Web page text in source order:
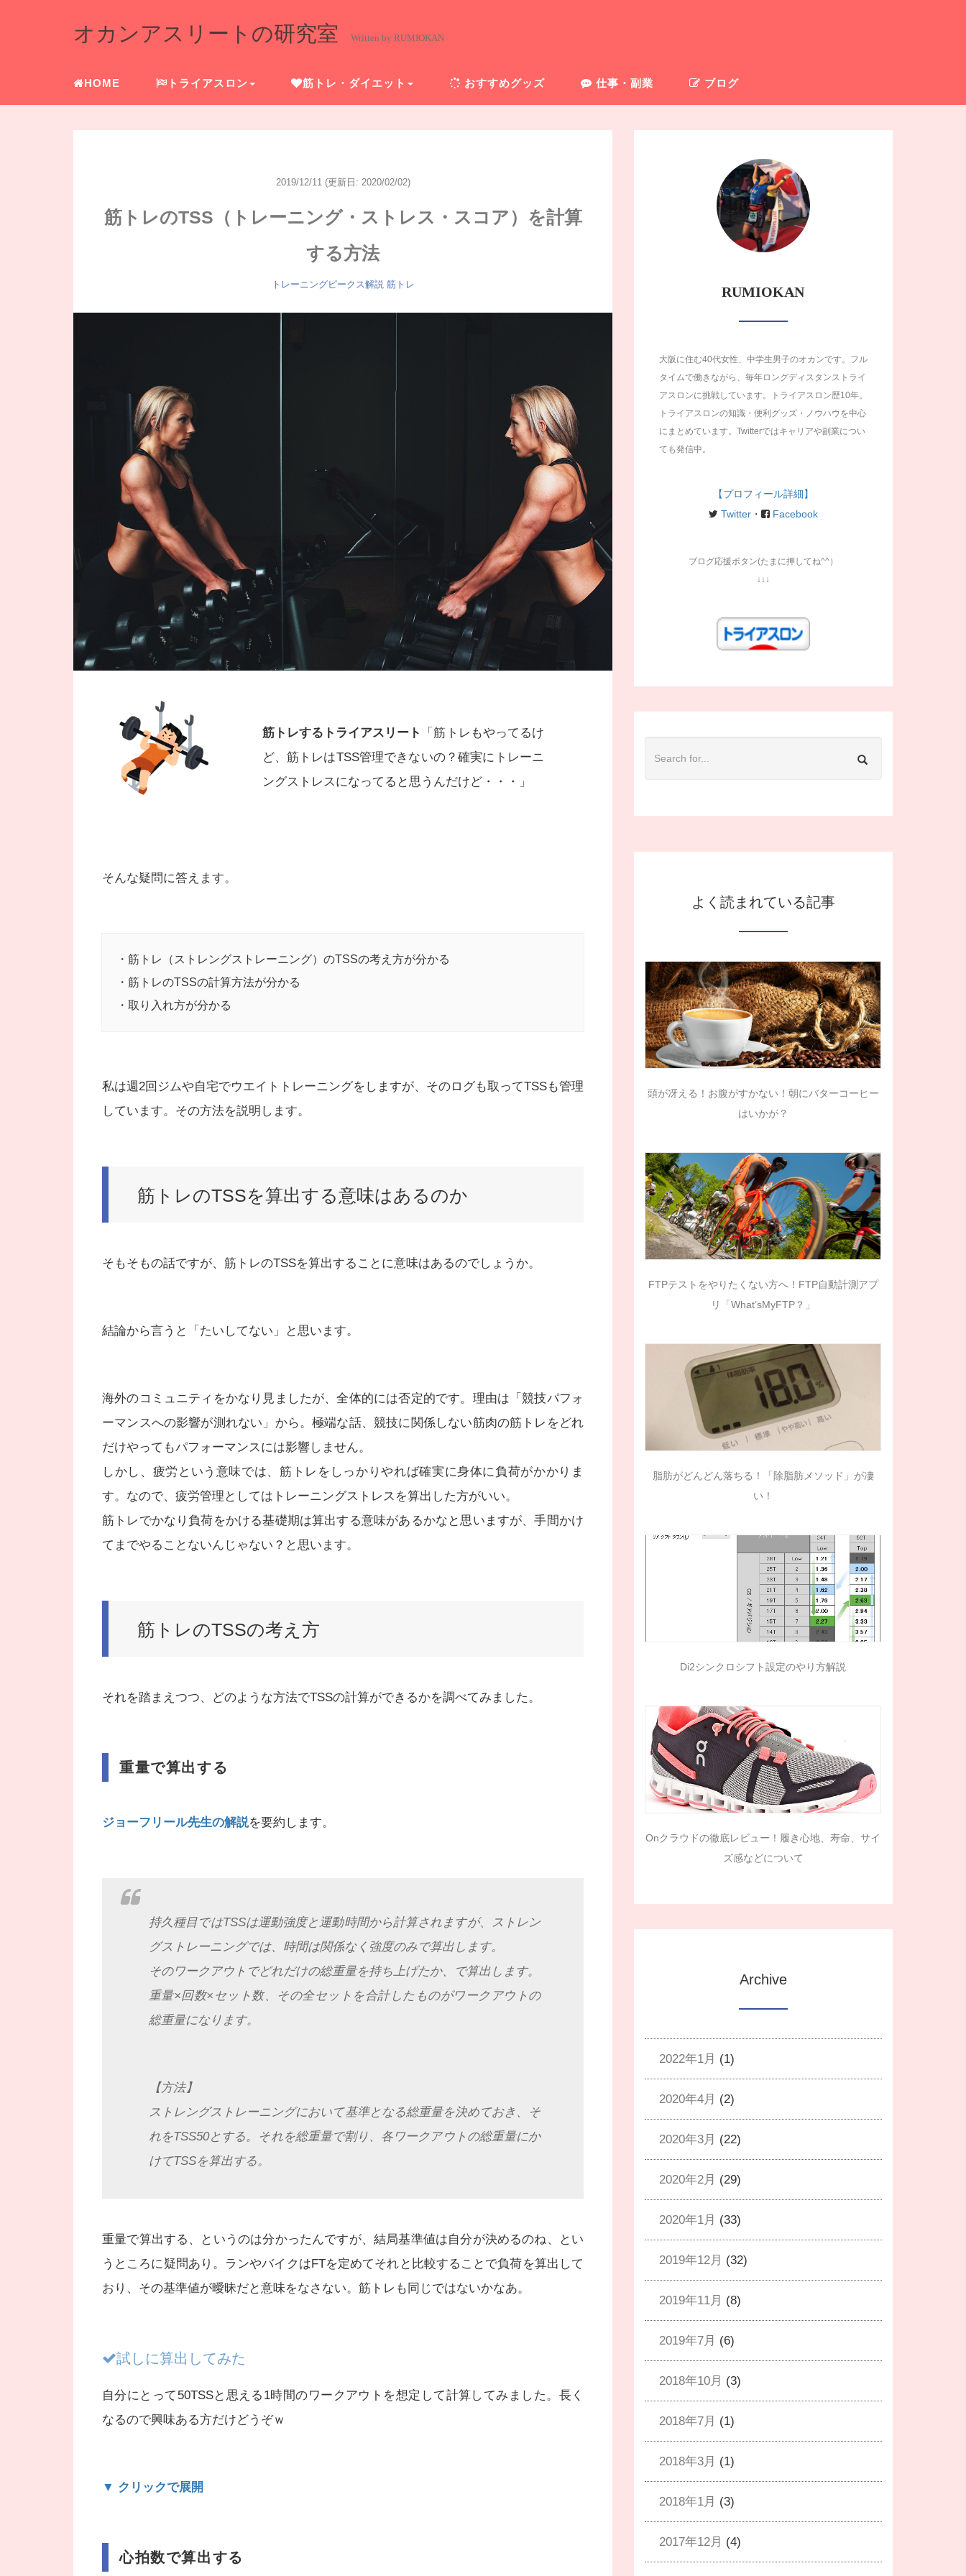
オカンアスリートの研究室 Written by RUMIOKAN
HOME トライアスロン 筋トレ・ダイエット おすすめグッズ 仕事・副業 ブログ
2019/12/11 (更新日: 2020/02/02)
筋トレのTSS（トレーニング・ストレス・スコア）を計算
する方法
トレーニングピークス解説 筋トレ
筋トレするトライアスリート
「筋トレもやってるけ
ど、筋トレはTSS管理できないの？確実にトレーニ
ングストレスになってると思うんだけど・・・」
そんな疑問に答えます。
・筋トレ（ストレングストレーニング）のTSSの考え方が分かる
・筋トレのTSSの計算方法が分かる
・取り入れ方が分かる
私は週2回ジムや自宅でウエイトトレーニングをしますが、そのログも取ってTSSも管理
しています。その方法を説明します。
筋トレのTSSを算出する意味はあるのか
そもそもの話ですが、筋トレのTSSを算出することに意味はあるのでしょうか。
結論から言うと「たいしてない」と思います。
海外のコミュニティをかなり見ましたが、全体的には否定的です。理由は「競技パフォ
ーマンスへの影響が測れない」から。極端な話、競技に関係しない筋肉の筋トレをどれ
だけやってもパフォーマンスには影響しません。
しかし、疲労という意味では、筋トレをしっかりやれば確実に身体に負荷がかかりま
す。なので、疲労管理としてはトレーニングストレスを算出した方がいい。
筋トレでかなり負荷をかける基礎期は算出する意味があるかなと思いますが、手間かけ
てまでやることないんじゃない？と思います。
筋トレのTSSの考え方
それを踏まえつつ、どのような方法でTSSの計算ができるかを調べてみました。
重量で算出する
ジョーフリール先生の解説を要約します。
持久種目ではTSSは運動強度と運動時間から計算されますが、ストレン
グストレーニングでは、時間は関係なく強度のみで算出します。
そのワークアウトでどれだけの総重量を持ち上げたか、で算出します。
重量×回数×セット数、その全セットを合計したものがワークアウトの
総重量になります。
【方法】
ストレングストレーニングにおいて基準となる総重量を決めておき、そ
れをTSS50とする。それを総重量で割り、各ワークアウトの総重量にか
けてTSSを算出する。
重量で算出する、というのは分かったんですが、結局基準値は自分が決めるのね、とい
うところに疑問あり。ランやバイクはFTを定めてそれと比較することで負荷を算出して
おり、その基準値が曖昧だと意味をなさない。筋トレも同じではないかなあ。
試しに算出してみた
自分にとって50TSSと思える1時間のワークアウトを想定して計算してみました。長く
なるので興味ある方だけどうぞｗ
▼ クリックで展開
心拍数で算出する
RUMIOKAN
大阪に住む40代女性、中学生男子のオカンです。フル
タイムで働きながら、毎年ロングディスタンストライ
アスロンに挑戦しています。トライアスロン歴10年。
トライアスロンの知識・便利グッズ・ノウハウを中心
にまとめています。Twitterではキャリアや副業につい
ても発信中。
【プロフィール詳細】
Twitter・ Facebook
ブログ応援ボタン(たまに押してね^^）
↓↓↓
よく読まれている記事
頭が冴える！お腹がすかない！朝にバターコーヒー
はいかが？
FTPテストをやりたくない方へ！FTP自動計測アプ
リ「What’sMyFTP？」
脂肪がどんどん落ちる！「除脂肪メソッド」が凄
い！
Di2シンクロシフト設定のやり方解説
Onクラウドの徹底レビュー！履き心地、寿命、サイ
ズ感などについて
Archive
2022年1月 (1)
2020年4月 (2)
2020年3月 (22)
2020年2月 (29)
2020年1月 (33)
2019年12月 (32)
2019年11月 (8)
2019年7月 (6)
2018年10月 (3)
2018年7月 (1)
2018年3月 (1)
2018年1月 (3)
2017年12月 (4)